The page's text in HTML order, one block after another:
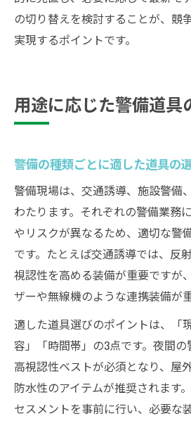
の切り替えを検討することが、競
実現するポイントです。
用途に応じた警備道具
警備の種類ごとに適した道具の
警備現場は、交通誘導、施設警備
わたります。それぞれの警備業務
やリスクが異なるため、適切な警
です。たとえば交通誘導では、反
視認性を高める装備が重要ですが
ザーや無線機のような連携装備が
適した道具選びのポイントは、「
容」「時間帯」の3点です。夜間の
高視認性ベストが必須となり、屋
防水性のアイテムが推奨されます
セスメントを事前に行い、必要な